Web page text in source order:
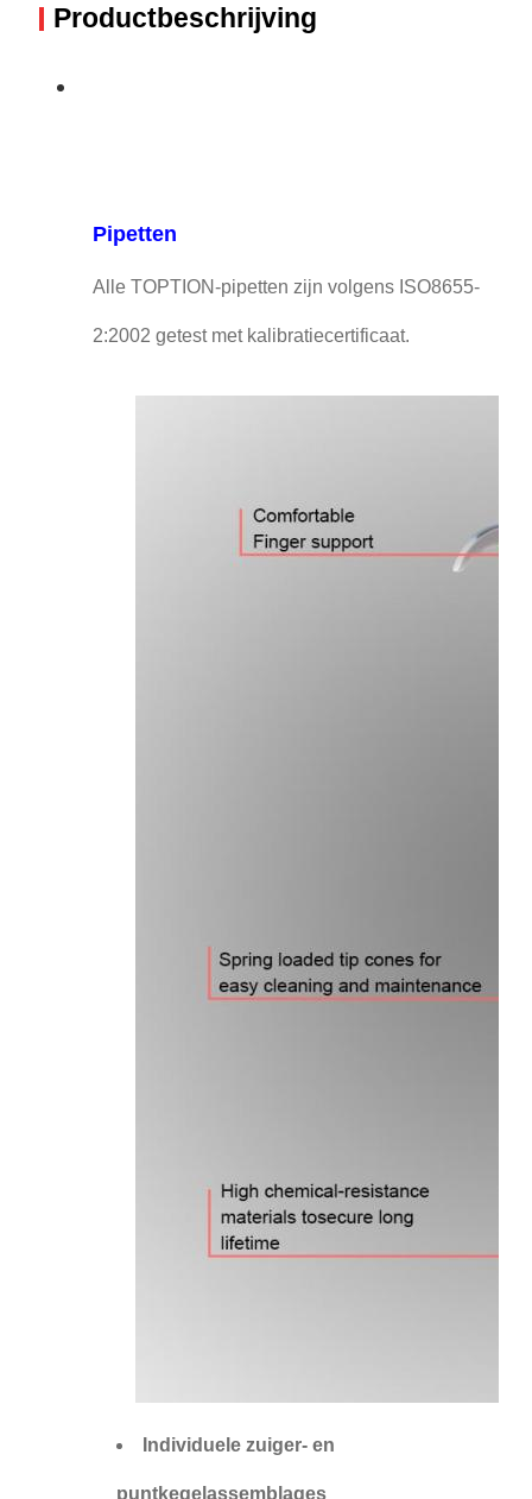
Productbeschrijving
Pipetten
Alle TOPTION-pipetten zijn volgens ISO8655-
2:2002 getest met kalibratiecertificaat.
Individuele zuiger- en
puntkegelassemblages